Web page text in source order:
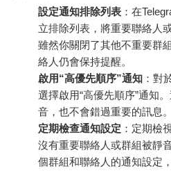
設定通知排除列表 ：在
立排除列表，將重要聯絡人
雖然你關閉了其他不重要群
絡人仍會保持提醒。
啟用“高優先順序”通知 ：對
選擇啟用“高優先順序”通知
音，也不會錯過重要的訊息。
定期檢查通知設定 ：定期檢
沒有重要聯絡人或群組被靜
個群組和聯絡人的通知設定